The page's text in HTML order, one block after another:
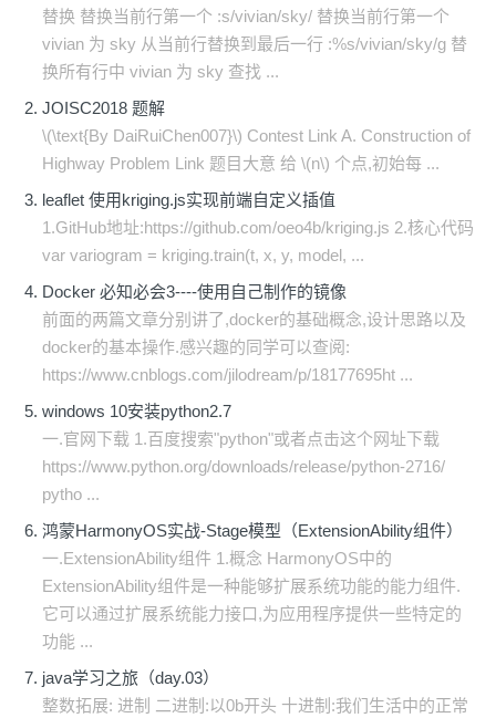
替换 替换当前行第一个 :s/vivian/sky/ 替换当前行第一个
vivian 为 sky 从当前行替换到最后一行 :%s/vivian/sky/g 替
换所有行中 vivian 为 sky 查找 ...
JOISC2018 题解
\(\text{By DaiRuiChen007}\) Contest Link A. Construction of
Highway Problem Link 题目大意 给 \(n\) 个点,初始每 ...
leaflet 使用kriging.js实现前端自定义插值
1.GitHub地址:https://github.com/oeo4b/kriging.js 2.核心代码
var variogram = kriging.train(t, x, y, model, ...
Docker 必知必会3----使用自己制作的镜像
前面的两篇文章分别讲了,docker的基础概念,设计思路以及
docker的基本操作.感兴趣的同学可以查阅:
https://www.cnblogs.com/jilodream/p/18177695ht ...
windows 10安装python2.7
一.官网下载 1.百度搜索"python"或者点击这个网址下载
https://www.python.org/downloads/release/python-2716/
pytho ...
鸿蒙HarmonyOS实战-Stage模型（ExtensionAbility组件）
一.ExtensionAbility组件 1.概念 HarmonyOS中的
ExtensionAbility组件是一种能够扩展系统功能的能力组件.
它可以通过扩展系统能力接口,为应用程序提供一些特定的
功能 ...
java学习之旅（day.03）
整数拓展: 进制 二进制:以0b开头 十进制:我们生活中的正常